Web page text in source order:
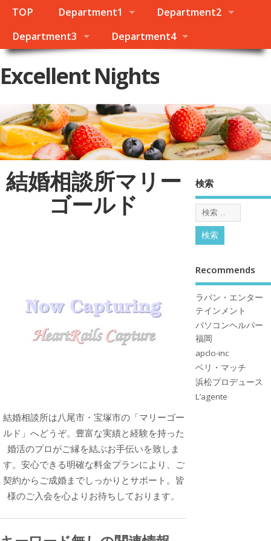
TOP Department1
Department2
Department3
Department4
Excellent Nights
結婚相談所マリー
ゴールド
結婚相談所は八尾市・宝塚市の「マリーゴー
ルド」へどうぞ。豊富な実績と経験を持った
婚活のプロがご縁を結ぶお手伝いを致しま
す。安心できる明確な料金プランにより、ご
契約からご成婚までしっかりとサポート。皆
様のご入会を心よりお待ちしております。
検索
Recommends
ラパン・エンター
テインメント
パソコンヘルパー
福岡
apclo-inc
ベリ・マッチ
浜松プロデュース
L’agente